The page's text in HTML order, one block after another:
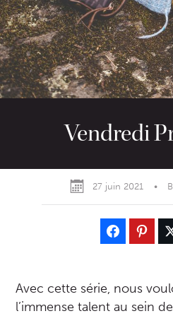
Vendredi
27 juin 2021 •
Avec cette série, nous
l’immense talent au sein